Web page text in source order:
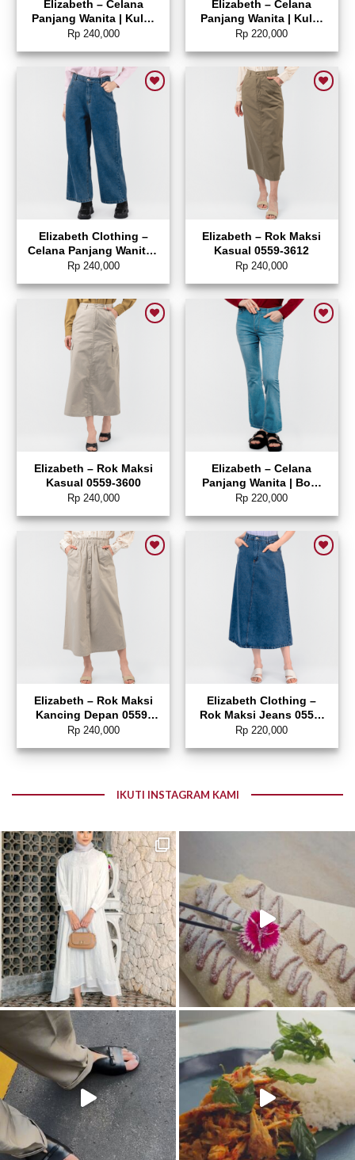
Elizabeth – Celana
Panjang Wanita | Kulot
0559-3689
Rp240,000
Elizabeth – Celana
Panjang Wanita | Kulot
Jeans 0559-3673
Rp 220,000
Add to wishlist
Elizabeth Clothing –
Celana Panjang Wanita |
Kulot Jeans 0559-2681
Rp240,000
Add to wishlist
Elizabeth – Rok Maksi
Kasual 0559-3612
Rp 240,000
Add to wishlist
Elizabeth – Rok Maksi
Kasual 0559-3600
Rp240,000
Add to wishlist
Elizabeth – Celana
Panjang Wanita | Boot
Cut Jeans 0559-3674
Rp 220,000
Add to wishlist
Elizabeth – Rok Maksi
Kancing Depan 0559-
3611
Rp240,000
Add to wishlist
Elizabeth Clothing –
Rok Maksi Jeans 0559-
2680
Rp 220,000
IKUTI INSTAGRAM KAMI